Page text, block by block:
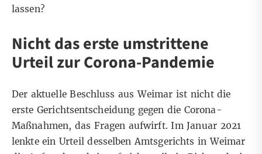
lassen?
Nicht das erste umstrittene
Urteil zur Corona-Pandemie
Der aktuelle Beschluss aus Weimar ist nicht die
erste Gerichtsentscheidung gegen die Corona-
Maßnahmen, das Fragen aufwirft. Im Januar 2021
lenkte ein Urteildesselben Amtsgerichts in Weimar